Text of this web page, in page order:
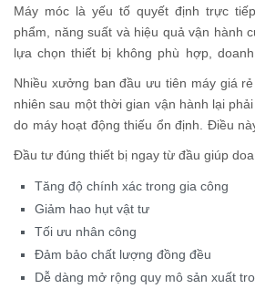
Máy móc là yếu tố quyết định trực
phẩm, năng suất và hiệu quả vận hành
lựa chọn thiết bị không phù hợp,
chậm hoặc chi phí bảo trì cao.
Nhiều xưởng ban đầu ưu tiên máy giá
nhiên sau một thời gian vận hành lại
do máy hoạt động thiếu ổn định. Điều
khách hàng.
Đầu tư đúng thiết bị ngay từ đầu giúp
Tăng độ chính xác trong gia công
Giảm hao hụt vật tư
Tối ưu nhân công
Đảm bảo chất lượng đồng đều
Dễ dàng mở rộng quy mô sản xuất